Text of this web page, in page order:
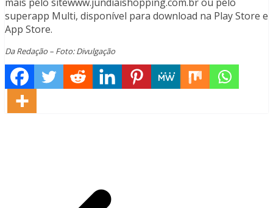
superapp Multi, disponível para download na Play Store e
App Store.
Da Redação – Foto: Divulgação